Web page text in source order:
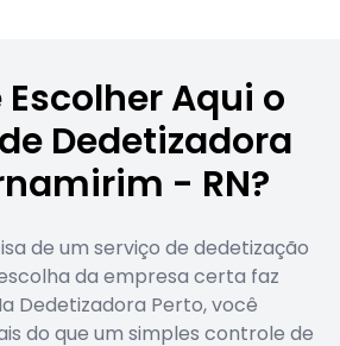
Escolher Aqui o
Dedetizadora
- RN?
de um serviço de dedetização
da empresa certa faz
Dedetizadora Perto, você
do que um simples controle de